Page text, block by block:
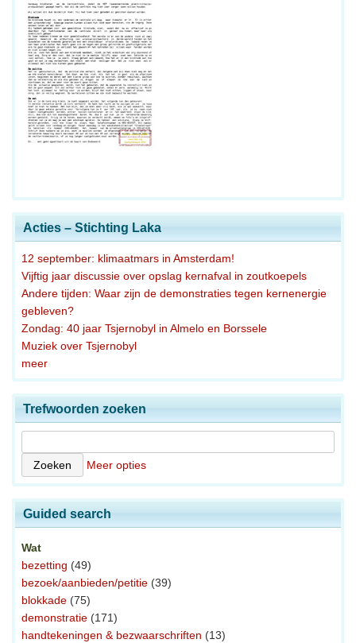
Acties – Stichting Laka
12 september: klimaatmars in Amsterdam!
Vijftig jaar discussie over opslag kernafval in zoutkoepels
Andere tijden: Waar zijn de demonstraties tegen kernenergie
gebleven?
Zondag: 40 jaar Tsjernobyl in Almelo en Borssele
Muziek over Tsjernobyl
meer
Trefwoorden zoeken
Meer opties
Guided search
Wat
bezetting (49)
bezoek/aanbieden/petitie (39)
blokkade (75)
demonstratie (171)
handtekeningen & bezwaarschriften (13)